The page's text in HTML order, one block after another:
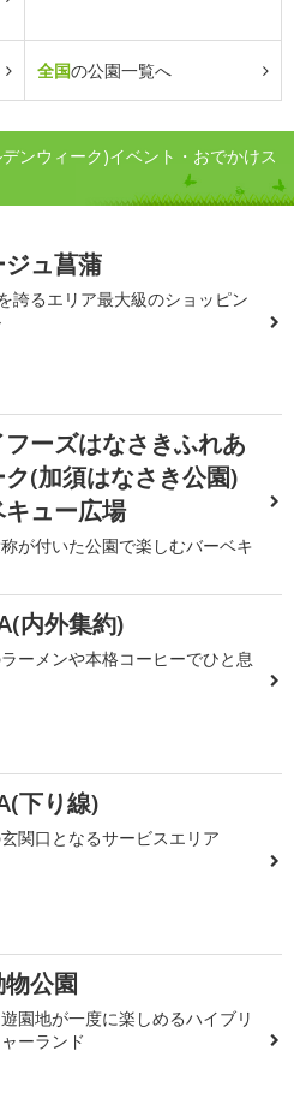
全国の公園一覧へ
ンウィーク)イベント・おでかけス
ュ菖蒲
誇るエリア最大級のショッピン
フーズはなさきふれあ
(加須はなさき公園)
ュー広場
が付いた公園で楽しむバーベキ
内外集約)
ーメンや本格コーヒーでひと息
下り線)
関口となるサービスエリア
公園
園地が一度に楽しめるハイブリ
ーランド